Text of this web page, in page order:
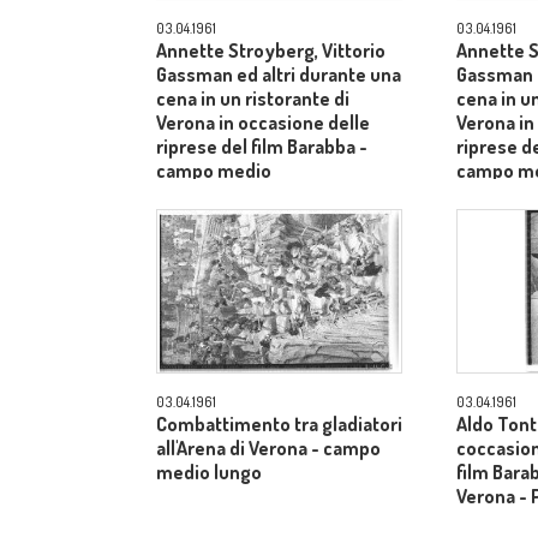
03.04.1961
Annette Stroyberg, Vittorio
Gassman ed altri durante una
cena in un ristorante di
Verona in occasione delle
riprese del film Barabba -
campo medio
03.04.1961
Annette
cena in
Verona
riprese
campo
03.04.1961
Combattimento tra gladiatori
all'Arena di Verona - campo
medio lungo
03.04.1961
Aldo
film
Verona -